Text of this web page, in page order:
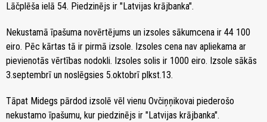
Lāčplēša ielā 54. Piedzinējs ir "Latvijas krājbanka".
Nekustamā īpašuma novērtējums un izsoles sākumcena ir 44 100
eiro. Pēc kārtas tā ir pirmā izsole. Izsoles cena nav apliekama ar
pievienotās vērtības nodokli. Izsoles solis ir 1000 eiro. Izsole sākās
3.septembrī un noslēgsies 5.oktobrī plkst.13.
Tāpat Midegs pārdod izsolē vēl vienu Ovčiņņikovai piederošo
nekustamo īpašumu, kur piedzinējs ir "Latvijas krājbanka".